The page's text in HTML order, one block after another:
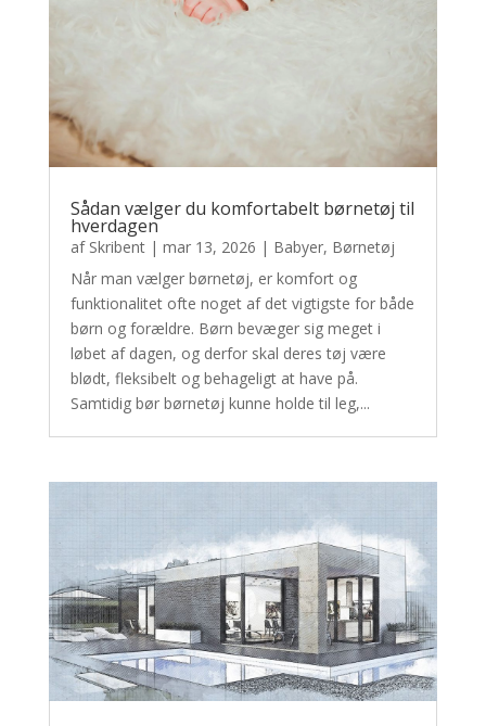
Sådan vælger du komfortabelt børnetøj til
hverdagen
af Skribent| mar 13, 2026 | Babyer, Børnetøj
Når man vælger børnetøj, er komfort og
funktionalitet ofte noget af det vigtigste for både
børn og forældre. Børn bevæger sig meget i
løbet af dagen, og derfor skal deres tøj være
blødt, fleksibelt og behageligt at have på.
Samtidig bør børnetøj kunne holde til leg,...